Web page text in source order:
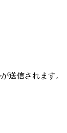
送信されます。